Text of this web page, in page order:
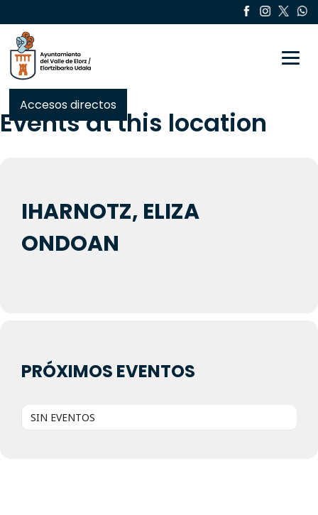
Accesos directos
Events at this location
IHARNOTZ, ELIZA
ONDOAN
PRÓXIMOS EVENTOS
SIN EVENTOS